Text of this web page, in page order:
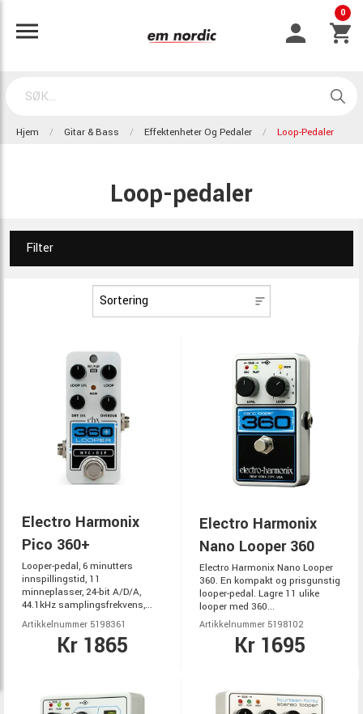
0
Hjem Gitar & Bass Effektenheter Og Pedaler Loop-Pedaler
Loop-pedaler
Filter
Electro Harmonix
Pico 360+
Looper-pedal, 6 minutters
innspillingstid, 11
minneplasser, 24-bit A/D/A,
44.1kHz samplingsfrekvens,...
Artikkelnummer 5198361
Kr 1865
Electro Harmonix
Nano Looper 360
Electro Harmonix Nano Looper
360. En kompakt og prisgunstig
looper-pedal. Lagre 11 ulike
looper med 360...
Artikkelnummer 5198102
Kr 1695